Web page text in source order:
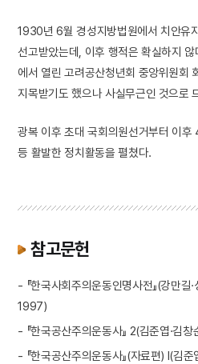
1930년 6월 경성지방법원에서 치안유
선고받았는데, 이후 행적은 확실하지
에서 열린 고려공산청년회 중앙위원회
지목받기도 했으나 사실무근인 것으로
광복 이후 초대 국회의원선거부터 이
등 활발한 정치활동을 펼쳤다.
참고문헌
- 『한국사회주의운동인명사전』(강만길
1997)
- 『한국공산주의운동사』 2(김준엽·김
- 『한국공산주의운동사』(자료편) Ⅰ(김